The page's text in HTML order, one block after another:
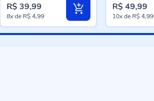
R$ 39,99
8xde R$ 4,99
R$ 49,99
10xde R$ 4,99